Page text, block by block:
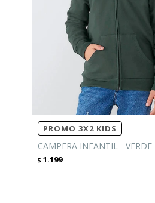
PROMO 3X2 KIDS
CAMPERA INFANTIL - VERDE
$ 1.199